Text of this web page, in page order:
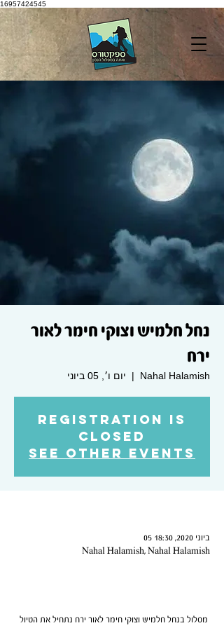
16957424545
נחל חלמיש וצוקי חימר לאור
ירח
יום ו׳, 05 ביוני
  |
Nahal Halamish
Registration is
Closed
See other events
05 ביוני 2020, 18:30
Nahal Halamish, Nahal Halamish
מסלול בנחל חלמיש וצוקי חימר לאור ירח נתחיל את הטיול